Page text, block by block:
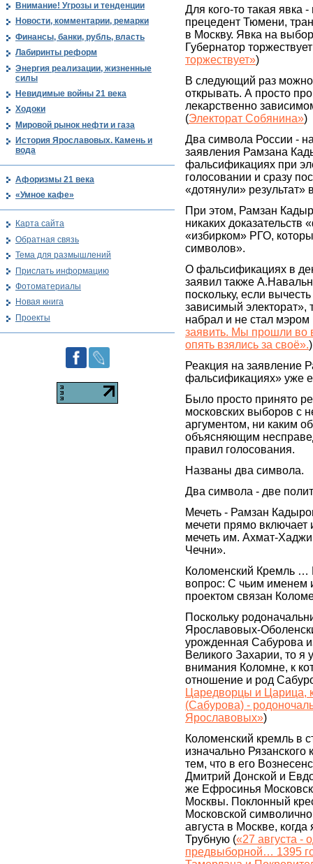
Для кого-то такая явка
прецедент Тюмени,
в Москву. Явка на
Губернатор
торжествует»)
В следующий раз
открывать. А просто
лекарственно
(Электорат Собянина»)
Два символа России -
заявления Рамзана
фальсификациях при
голосовании и сразу
«дотянули»
При этом, Рамзан
никаких
«избирком» РГО,
символов».
О фальсификациях в
заявил также
поскольку, если
зависимый
набрал и не стал
заявить. Мы прошли во
опять взялись за своё».)
Реакция на заявление
фальсификациях» уже
Было просто принято
московских выборов с
аргументом, ни каким
объясняющим
правил голосования.
Названы два символа.
Два символа - две
Мечеть - Рамзан
мечети прямо
мечеть им. Ахмат-
Чечни».
Коломенский Кремль …
вопрос: С чьим именем
проектом связан
Поскольку
Ярославовых-
урожденная Сабурова
Великого Захарии, то я
внимания Коломне, к
отношение и род
Царедворцы и Царица,
(Сабурова) -
Ярославовых»)
Коломенский кремль в
изначально Рязанского
тем, что в его
Дмитрий Донской и
же Ефросинья
Москвы. Поклонный
Московской
августа в Москве, когда
Трубную («27 августа -
предвыборной… 1395
Внимание! Угрозы и тенденции
Новости, комментарии, ремарки
Финансы, банки, рубль, власть
Лабиринты реформ
Энергия реализации, жизненные
силы
Невидимые войны 21 века
Ходоки
Мировой рынок нефти и газа
История Ярославовых. Камень и
вода
Афоризмы 21 века
«Умное кафе»
Карта сайта
Обратная связь
Тема для размышлений
Прислать информацию
Фотоматериалы
Новая книга
Проекты